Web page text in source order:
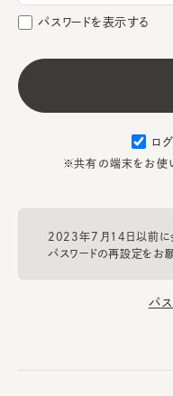
パスワードを表示する
ロ
※共有の端末をお使
2023年7月14日以前に
パスワードの再設定をお
パ